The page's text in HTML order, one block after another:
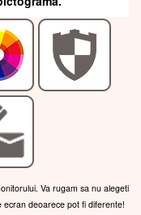
Va rugam sa nu alegeti
ecran deoarece pot fi diferente!